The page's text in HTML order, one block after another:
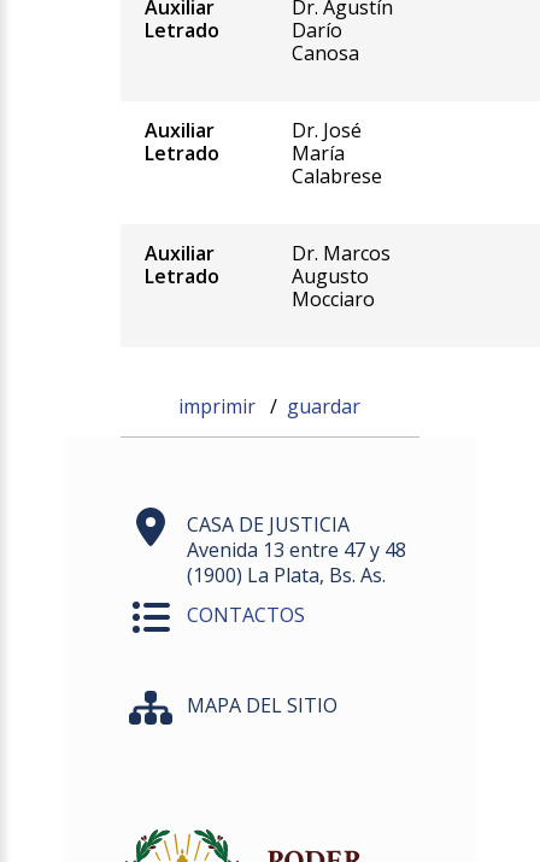
Auxiliar
Letrado
Dr. Agustín
Darío
Canosa
Auxiliar
Letrado
Dr. José
María
Calabrese
Auxiliar
Letrado
Dr. Marcos
Augusto
Mocciaro
imprimir / guardar
CASA DE JUSTICIA
Avenida 13 entre 47 y 48
(1900) La Plata, Bs. As.
CONTACTOS
MAPA DEL SITIO